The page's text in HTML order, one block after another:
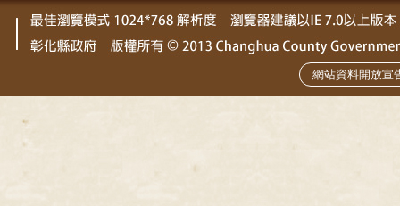
網站資料開放宣